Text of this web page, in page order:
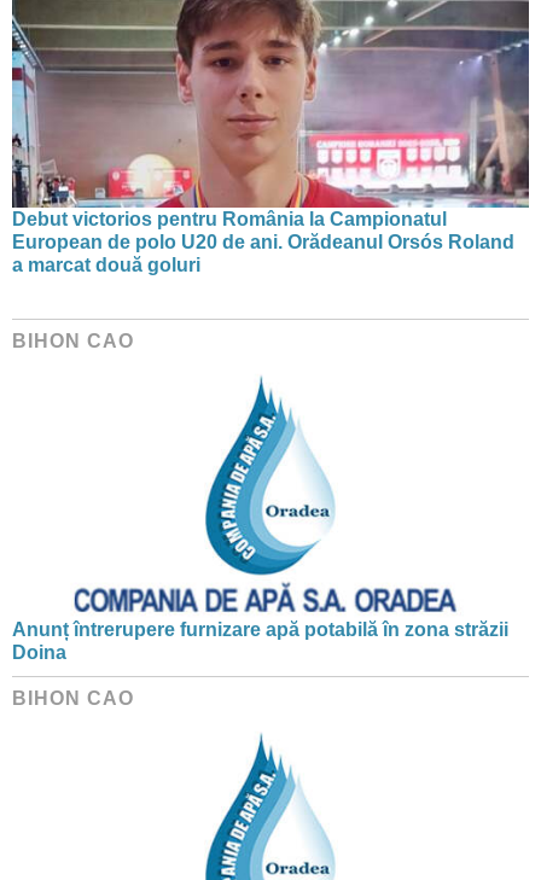
Debut victorios pentru România la Campionatul
European de polo U20 de ani. Orădeanul Orsós Roland
a marcat două goluri
BIHON CAO
Anunț întrerupere furnizare apă potabilă în zona străzii
Doina
BIHON CAO